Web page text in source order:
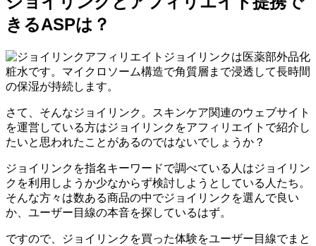
きるASPは？
ジョイリンクは医薬部外品化
粧水です。マイクロソーム構造で角質層まで浸透して長時間
の保湿が持続します。
さて、そんなジョイリンク。スキンケア関連のウェブサイト
を運営している方はジョイリンクをアフィリエイトで紹介し
たいと思われたことがあるのではないでしょうか？
ジョイリンクを指名キーワードで調べている人はジョイリン
クを利用しようか少なからず検討しようとしている人たち。
そんな方々は数ある商品の中でジョイリンクを選んで良い
か、ユーザー目線の本音を探しているはず。
ですので、ジョイリンクを買った体験をユーザー目線でまと